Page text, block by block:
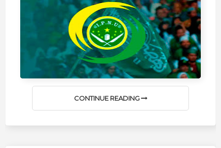
CONTINUE READING